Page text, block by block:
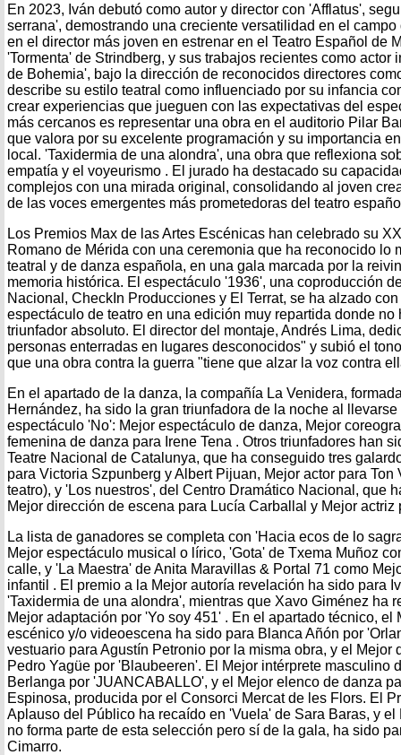
En 2023, Iván debutó como autor y director con 'Afflatus',
serrana', demostrando una creciente versatilidad en el
en el director más joven en estrenar en el Teatro Español de
'Tormenta' de Strindberg, y sus trabajos recientes como actor
de Bohemia', bajo la dirección de reconocidos directores
describe su estilo teatral como influenciado por su infancia
crear experiencias que jueguen con las expectativas del
más cercanos es representar una obra en el auditorio Pilar
que valora por su excelente programación y su importancia
local. 'Taxidermia de una alondra', una obra que reflexiona
empatía y el voyeurismo . El jurado ha destacado su
complejos con una mirada original, consolidando al joven
de las voces emergentes más prometedoras del teatro
Los Premios Max de las Artes Escénicas han celebrado su
Romano de Mérida con una ceremonia que ha reconocido lo
teatral y de danza española, en una gala marcada por la
memoria histórica. El espectáculo '1936', una coproducción
Nacional, CheckIn Producciones y El Terrat, se ha alzado
espectáculo de teatro en una edición muy repartida donde no
triunfador absoluto. El director del montaje, Andrés Lima,
personas enterradas en lugares desconocidos" y subió el
que una obra contra la guerra "tiene que alzar la voz contra
En el apartado de la danza, la compañía La Venidera,
Hernández, ha sido la gran triunfadora de la noche al
espectáculo 'No': Mejor espectáculo de danza, Mejor
femenina de danza para Irene Tena . Otros triunfadores han
Teatre Nacional de Catalunya, que ha conseguido tres
para Victoria Szpunberg y Albert Pijuan, Mejor actor para
teatro), y 'Los nuestros', del Centro Dramático Nacional, que
Mejor dirección de escena para Lucía Carballal y Mejor actriz
La lista de ganadores se completa con 'Hacia ecos de lo
Mejor espectáculo musical o lírico, 'Gota' de Txema Muñoz
calle, y 'La Maestra' de Anita Maravillas & Portal 71 como
infantil . El premio a la Mejor autoría revelación ha sido para
'Taxidermia de una alondra', mientras que Xavo Giménez ha
Mejor adaptación por 'Yo soy 451' . En el apartado técnico, el
escénico y/o videoescena ha sido para Blanca Añón por
vestuario para Agustín Petronio por la misma obra, y el Mejor
Pedro Yagüe por 'Blaubeeren'. El Mejor intérprete masculino
Berlanga por 'JUANCABALLO', y el Mejor elenco de danza
Espinosa, producida por el Consorci Mercat de les Flors. El
Aplauso del Público ha recaído en 'Vuela' de Sara Baras, y el
no forma parte de esta selección pero sí de la gala, ha sido
Cimarro.